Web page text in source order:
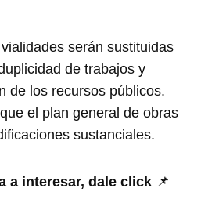
serán sustituidas
de trabajos y
de los recursos públicos.
el plan general de obras
sustanciales.
a interesar, dale click 📌